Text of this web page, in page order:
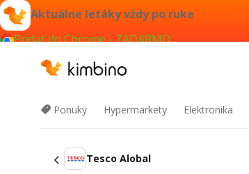
Aktuálne letáky vždy po ruke
Pridať do Chrome - ZADARMO
Ponuky Hypermarkety Elektronika
Tesco Alobal